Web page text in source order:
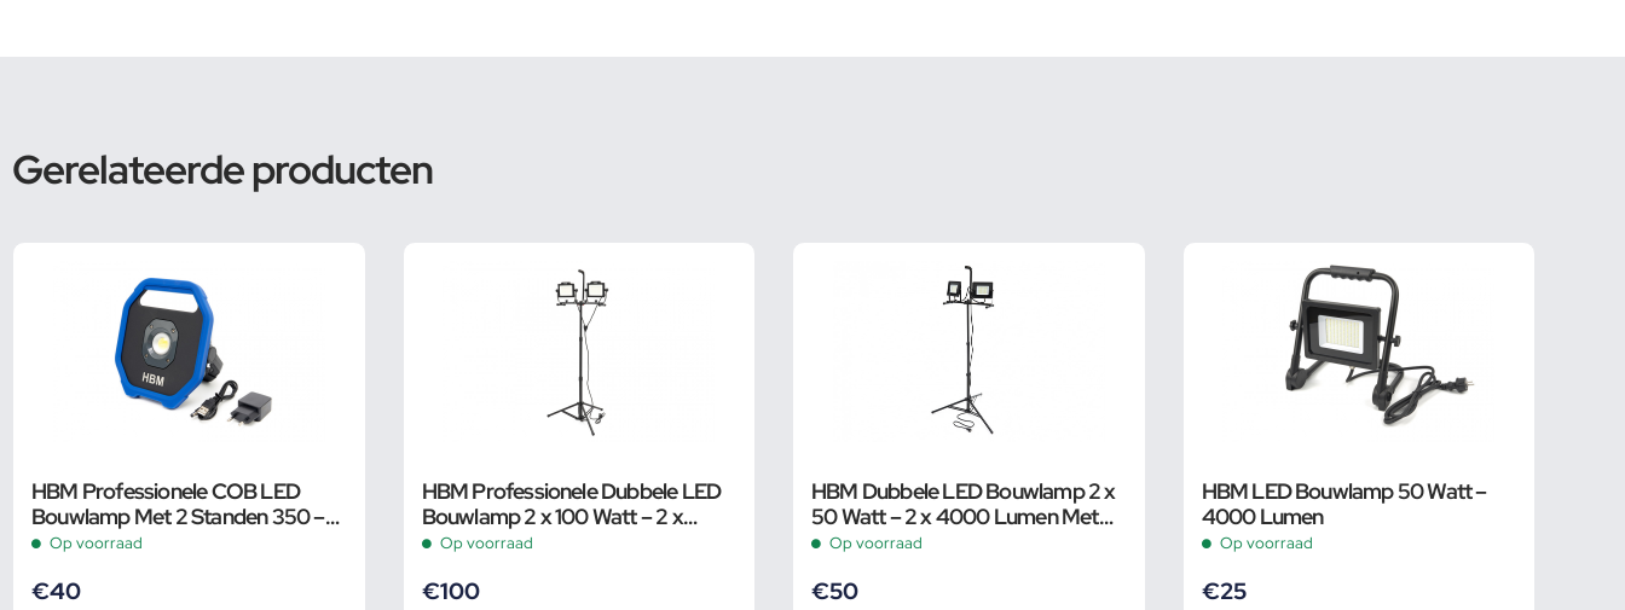
Gerelateerde producten
HBM Professionele COB LED
Bouwlamp Met 2 Standen 350 –
1100 Lumen
Op voorraad
€40
HBM Professionele Dubbele LED
Bouwlamp 2 x 100 Watt – 2 x
10.000 Lumen Met Statief
Op voorraad
€100
HBM Dubbele LED Bouwlamp 2 x
50 Watt – 2 x 4000 Lumen Met
Statief
Op voorraad
€50
HBM LED Bouwlamp 50 Watt –
4000 Lumen
Op voorraad
€25